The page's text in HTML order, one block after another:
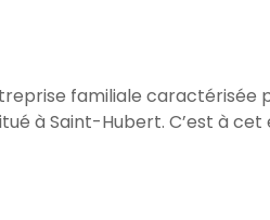
familiale caractérisée
à Saint-Hubert. C’est à